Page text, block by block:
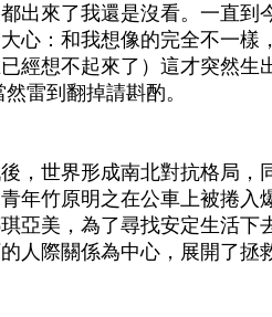
來了我還是沒看。一直到
心：和我想像的完全不一樣
經想不起來了）這才突然生
雷到翻掉請斟酌。
，世界形成南北對抗格局，
年竹原明之在公車上被捲入
亞美，為了尋找安定生活下
人際關係為中心，展開了拯